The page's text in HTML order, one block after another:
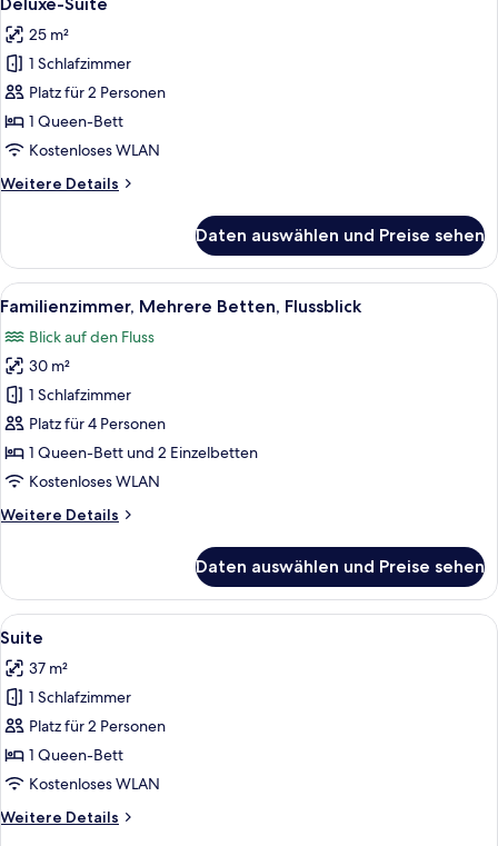
Fotos
für
Deluxe-
Suite
anzeigen
25 m²
1 Schlafzimmer
Platz für 2 Personen
1 Queen-Bett
Kostenloses WLAN
Weitere Details
Weitere
Suite
Daten auswählen und Preise sehen
Alle
Fotos
für
Familienzimmer,
Mehrere
Betten,
Flussblick
anzeigen
Ein modernes Hotelzimmer mit
8
Familienzimmer, Mehrere Betten, Flussblick
Blick auf den Fluss
30 m²
1 Schlafzimmer
Platz für 4 Personen
1 Queen-Bett und 2 Einzelbetten
Kostenloses WLAN
Weitere Details
Weitere
Mehrere
Betten,
Flussblick
Daten auswählen und Preise sehen
Alle
Fotos
für
Suite
anzeigen
Ein ordentlich bezogenes Bett mit
7
Suite
37 m²
1 Schlafzimmer
Platz für 2 Personen
1 Queen-Bett
Kostenloses WLAN
Weitere Details
Weitere